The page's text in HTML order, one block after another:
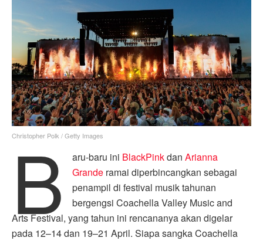
Christopher Polk / Getty Images
B aru-baru ini BlackPinkdanArianna
Grande ramai diperbincangkan sebagai
penampil di festival musik tahunan
bergengsi Coachella Valley Music and
Arts Festival, yang tahun ini rencananya akan digelar
pada 12–14 dan 19–21 April. Siapa sangka Coachella